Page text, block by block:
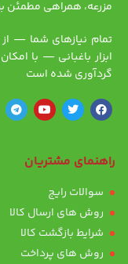
مزرعه، همراهی مطمئن
تمام نیازهای شما —
ابزار باغبانی — با
گردآوری شده است
راهنمای مشتریان
سوالات رایج
روش های ارسال کالا
شرایط بازگشت کالا
روش های پرداخت